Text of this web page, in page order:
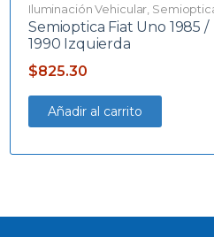
Iluminación Vehicular
Semioptica Fiat Uno 1985 /
1990 Izquierda
$825.30
Añadir al carrito